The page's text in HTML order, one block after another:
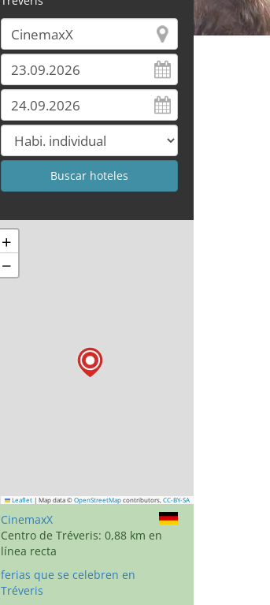
+
−
Leaflet | Map data © OpenStreetMap contributors, CC-BY-SA
CinemaxX
Centro de Tréveris: 0,88 km en
línea recta
ferias que se celebren en
Tréveris